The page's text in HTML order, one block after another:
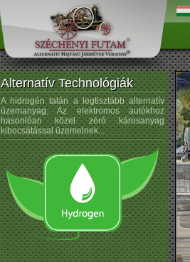
Alternatív Technológiák
A hidrogén talán a legtisztább alternatív
üzemanyag. Az elektromos autókhoz
hasonlóan közel zéró károsanyag
kibocsátással üzemelnek...
A
sem